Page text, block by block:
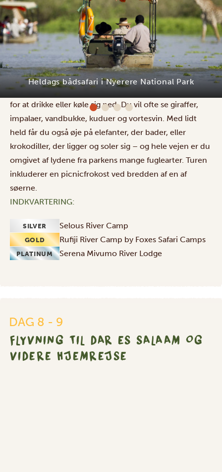
Heldags bådsafari i Nyerere National Park
En bådsafari på Rufiji River i Nyerere National Park er
både afslappende og eventyrlig! Turen fører dig ad
floden og ud til nærliggende søer, hvor du har gode
chancer for at spotte dyr, der søger mod vandkanten
for at drikke eller køle sig ned. Du vil ofte se giraffer,
impalaer, vandbukke, kuduer og vortesvin. Med lidt
held får du også øje på elefanter, der bader, eller
krokodiller, der ligger og soler sig – og hele vejen er du
omgivet af lydene fra parkens mange fuglearter. Turen
inkluderer en picnicfrokost ved bredden af en af
søerne.
INDKVARTERING:
SILVER Selous River Camp
GOLD Rufiji River Camp by Foxes Safari Camps
PLATINUM Serena Mivumo River Lodge
DAG 8 - 9
FLYVNING TIL DAR ES SALAAM OG
VIDERE HJEMREJSE
Salaam
videre
hjemrejse